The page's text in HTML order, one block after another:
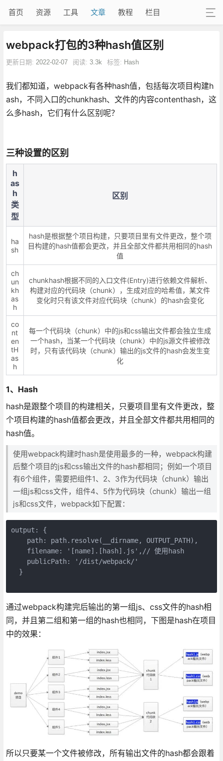
首页 资源 工具 文章 教程 栏目
webpack打包的3种hash值区别
更新日期: 2022-02-07 阅读: 3.3k 标签: Hash
我们都知道，webpack有各种hash值，包括每次项目构建h
ash，不同入口的chunkhash、文件的内容contenthash，这
么多hash，它们有什么区别呢？
三种设置的区别
h
as
h
类
型
区别
ha
sh
hash是根据整个项目构建，只要项目里有文件更改，整个项
目构建的hash值都会更改，并且全部文件都共用相同的hash
值
ch
un
kh
as
h
chunkhash根据不同的入口文件(Entry)进行依赖文件解析、
构建对应的代码块（chunk），生成对应的哈希值，某文件
变化时只有该文件对应代码块（chunk）的hash会变化
co
nt
en
tH
as
h
每一个代码块（chunk）中的js和css输出文件都会独立生成
一个hash，当某一个代码块（chunk）中的js源文件被修改
时，只有该代码块（chunk）输出的js文件的hash会发生变
化
1、Hash
hash是跟整个项目的构建相关，只要项目里有文件更改，整
个项目构建的hash值都会更改，并且全部文件都共用相同的
hash值。
使用webpack构建时hash是使用最多的一种，webpack构建
后整个项目的js和css输出文件的hash都相同；例如一个项目
有6个组件，需要把组件1、2、3作为代码块（chunk）输出
一组js和css文件，组件4、5作为代码块（chunk）输出一组
js和css文件，webpack如下配置：
output: {
    path: path.resolve(__dirname, OUTPUT_PATH),
    filename: '[name].[hash].js',// 使用hash
    publicPath: '/dist/webpack/'
  }
通过webpack构建完后输出的第一组js、css文件的hash相
同，并且第二组和第一组的hash也相同，下图是hash在项目
中的效果：
所以只要某一个文件被修改，所有输出文件的hash都会跟着